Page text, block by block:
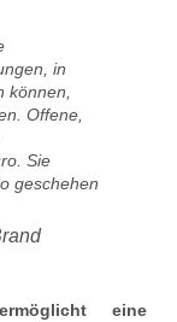
in
können,
Offene,
Sie
geschehen
eine